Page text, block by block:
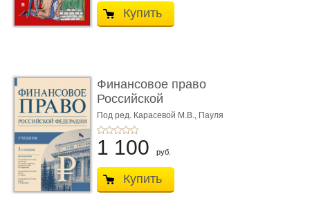
Купить
Финансовое право
Российской
Федерации. 5-е изд�
...
Под ред. Карасевой М.В., Пауля
А.Г., Красюкова А.В.
1 100 руб.
Купить